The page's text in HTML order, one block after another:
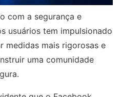
com a segurança e
usuários tem impulsionado
medidas mais rigorosas e
uma comunidade